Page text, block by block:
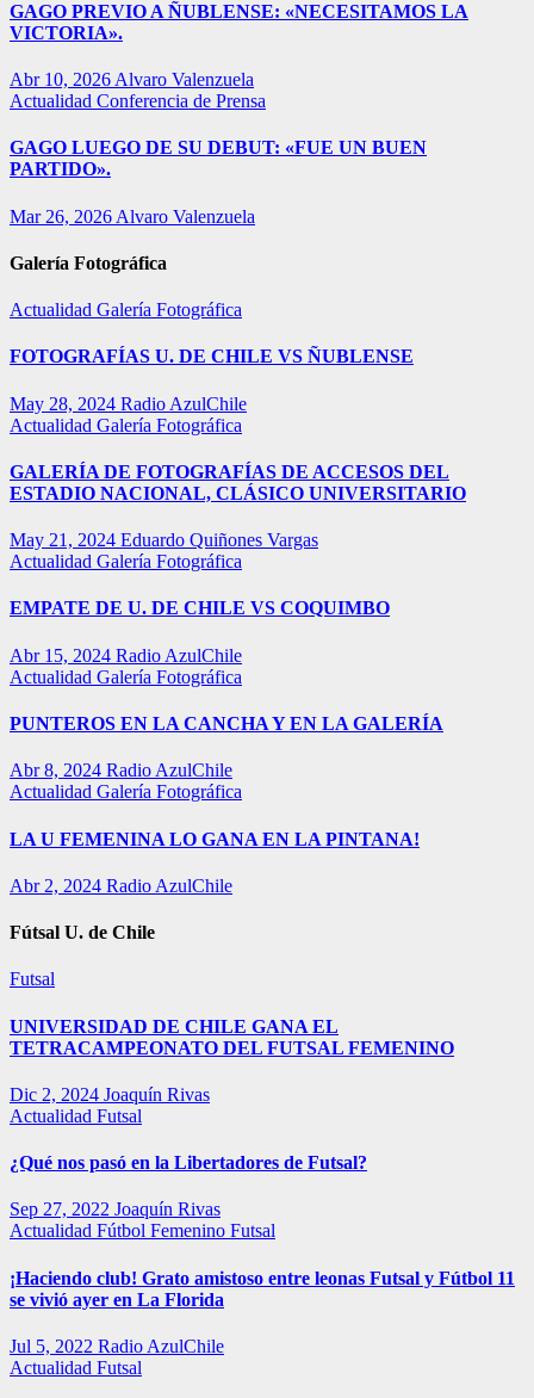
GAGO PREVIO A ÑUBLENSE: «NECESITAMOS LA
VICTORIA».
Abr 10, 2026 Alvaro Valenzuela
Actualidad Conferencia de Prensa
GAGO LUEGO DE SU DEBUT: «FUE UN BUEN
PARTIDO».
Mar 26, 2026 Alvaro Valenzuela
Galería Fotográfica
Actualidad Galería Fotográfica
FOTOGRAFÍAS U. DE CHILE VS ÑUBLENSE
May 28, 2024 Radio AzulChile
Actualidad Galería Fotográfica
GALERÍA DE FOTOGRAFÍAS DE ACCESOS DEL
ESTADIO NACIONAL, CLÁSICO UNIVERSITARIO
May 21, 2024 Eduardo Quiñones Vargas
Actualidad Galería Fotográfica
EMPATE DE U. DE CHILE VS COQUIMBO
Abr 15, 2024 Radio AzulChile
Actualidad Galería Fotográfica
PUNTEROS EN LA CANCHA Y EN LA GALERÍA
Abr 8, 2024 Radio AzulChile
Actualidad Galería Fotográfica
LA U FEMENINA LO GANA EN LA PINTANA!
Abr 2, 2024 Radio AzulChile
Fútsal U. de Chile
Futsal
UNIVERSIDAD DE CHILE GANA EL
TETRACAMPEONATO DEL FUTSAL FEMENINO
Dic 2, 2024 Joaquín Rivas
Actualidad Futsal
¿Qué nos pasó en la Libertadores de Futsal?
Sep 27, 2022 Joaquín Rivas
Actualidad Fútbol Femenino Futsal
¡Haciendo club! Grato amistoso entre leonas Futsal y Fútbol 11
se vivió ayer en La Florida
Jul 5, 2022 Radio AzulChile
Actualidad Futsal